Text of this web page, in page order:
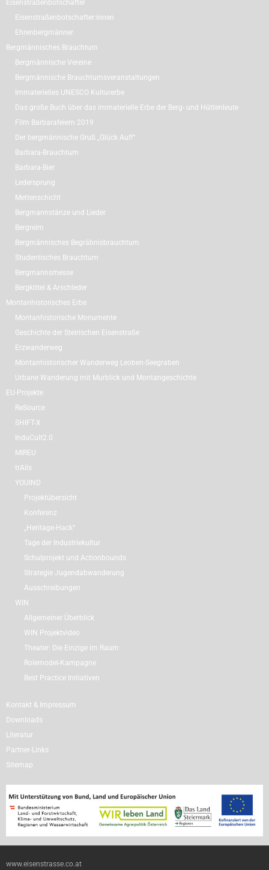
Eisenstraßenbotschafter
Eisenstraßenbotschafter:innen
Ehrenbergmänner
Bergmännisches Brauchtum
Bergmännische Vereine
Bergmännische Brauchtumsveranstaltungen
Immaterielles UNESCO Kulturerbe
Das große Buch über das immaterielle Erbe der Berg- und Hüttenleute
Film Barbarafeiern 2019
Der bergmännische Gruß „Glück Auf!“
Barbara-Brauchtum
Barbara-Bier
Ledersprung
Mettenschicht
Bergmannstänze und Lieder
Bergreim
Bergmännisches Begräbnisbrauchtum
Studentisches Brauchtum
Bergmannsmesse
Bergkittel & Arschleder
Montanhistorisches Erbe
Montanhistorische Monumente
Geschichte der Steirischen Eisenstraße
Erzwanderweg
Montanhistorischer Wanderweg Leoben-Seegraben
Urbane Wanderung mit Murblick und Montangeschichte
EU-Projekte
ReSource
SHIFT-X
InduCult2.0
MIREU
trAils
YOUIND
Projektübersicht
Konferenz
„Heritage-Hack“
Tage der Industriekultur
Schulprojekt und Actionbounds
Strategie Jugendabwanderung
Ausschreibungen
WIN
Allgemeiner Überblick
WIN Projektvideo
Theater: Die Einzige im Raum
Rolemodel-Kampagne
Best Practice Initiativen
Kontakt & Impressum
Downloads
Literatur
Partner-Links
Sitemap
www.eisenstrasse.co.at